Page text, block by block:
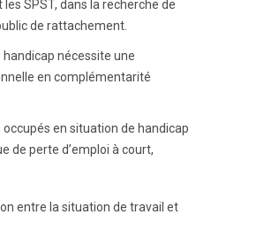
SPST, dans la recherche de
de rattachement.
nécessite une
en complémentarité
en situation de handicap
de perte d’emploi à court,
entre la situation de travail et